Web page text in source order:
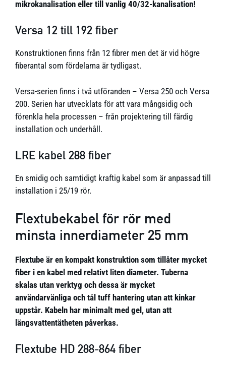
mikrokanalisation eller till vanlig 40/32-kanalisation!
Versa 12 till 192 fiber
Konstruktionen finns från 12 fibrer men det är vid högre
fiberantal som fördelarna är tydligast.
Versa-serien finns i två utföranden – Versa 250 och Versa
200. Serien har utvecklats för att vara mångsidig och
förenkla hela processen – från projektering till färdig
installation och underhåll.
LRE kabel 288 fiber
En smidig och samtidigt kraftig kabel som är anpassad till
installation i 25/19 rör.
Flextubekabel för rör med
minsta innerdiameter 25 mm
Flextube är en kompakt konstruktion som tillåter mycket
fiber i en kabel med relativt liten diameter. Tuberna
skalas utan verktyg och dessa är mycket
användarvänliga och tål tuff hantering utan att kinkar
uppstår. Kabeln har minimalt med gel, utan att
längsvattentätheten påverkas.
Flextube HD 288-864 fiber